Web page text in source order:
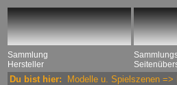
Sammlung
Hersteller
Du bist hier: Modelle u. Spielszenen =>